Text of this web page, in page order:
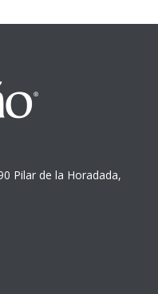
Pilar de la Horadada,